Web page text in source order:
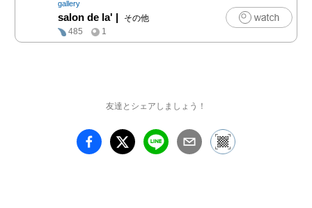
2018年10月23
日（火）11:00〜21:00
2018年10月24
日（水）19:00〜20:30
gallery
salon de la' |
その他
485
1
友達とシェアしましょう！